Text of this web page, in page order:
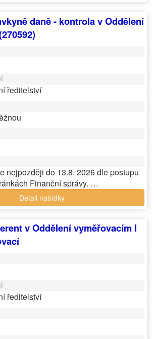
daně - kontrola v Oddělení
ředitelství
nejpozději do 13.8. 2026 dle postupu
Finanční správy. …
Detail nabídky
v Oddělení vyměřovacím I
ředitelství